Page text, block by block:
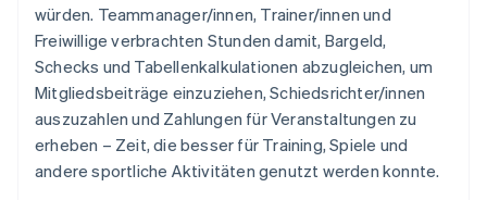
würden. Teammanager/innen, Trainer/innen und
Freiwillige verbrachten Stunden damit, Bargeld,
Schecks und Tabellenkalkulationen abzugleichen, um
Mitgliedsbeiträge einzuziehen, Schiedsrichter/innen
auszuzahlen und Zahlungen für Veranstaltungen zu
erheben – Zeit, die besser für Training, Spiele und
andere sportliche Aktivitäten genutzt werden konnte.